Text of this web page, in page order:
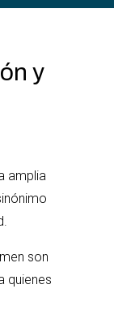
y
amplia
son
quienes